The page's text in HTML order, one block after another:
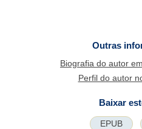
Outras
Biografia do autor
Perfil do autor
Baixar
EPUB